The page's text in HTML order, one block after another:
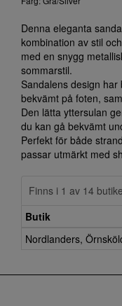
Denna eleganta
kombination av stil
med en snygg
sommarstil.
Sandalens design
bekvämt på foten,
Den lätta yttersulan
du kan gå bekvämt
Perfekt för både
passar utmärkt med
Finns i 1 av 14
Butik
Nordlanders,